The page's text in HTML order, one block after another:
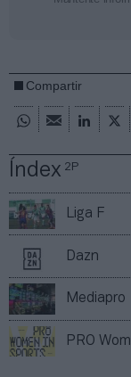
Índex2P
Liga F
Dazn
Mediapro
PRO
Compartir